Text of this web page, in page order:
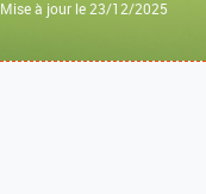
Mise à jour le 23/12/2025